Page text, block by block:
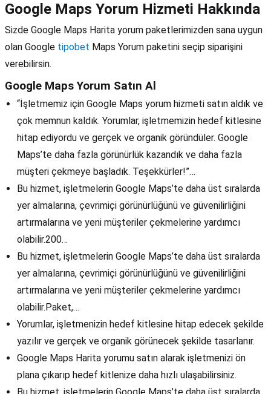
Google Maps Yorum Hizmeti Hakkında
Sizde Google Maps Harita yorum paketlerimizden sana uygun
olan Google tipobet Maps Yorum paketini seçip siparişini
verebilirsin.
Google Maps Yorum Satın Al
“İşletmemiz için Google Maps yorum hizmeti satın aldık ve
çok memnun kaldık. Yorumlar, işletmemizin hedef kitlesine
hitap ediyordu ve gerçek ve organik göründüler. Google
Maps’te daha fazla görünürlük kazandık ve daha fazla
müşteri çekmeye başladık. Teşekkürler!”…
Bu hizmet, işletmelerin Google Maps’te daha üst sıralarda
yer almalarına, çevrimiçi görünürlüğünü ve güvenilirliğini
artırmalarına ve yeni müşteriler çekmelerine yardımcı
olabilir.200…
Bu hizmet, işletmelerin Google Maps’te daha üst sıralarda
yer almalarına, çevrimiçi görünürlüğünü ve güvenilirliğini
artırmalarına ve yeni müşteriler çekmelerine yardımcı
olabilir.Paket,…
Yorumlar, işletmenizin hedef kitlesine hitap edecek şekilde
yazılır ve gerçek ve organik görünecek şekilde tasarlanır.
Google Maps Harita yorumu satın alarak işletmenizi ön
plana çıkarıp hedef kitlenize daha hızlı ulaşabilirsiniz.